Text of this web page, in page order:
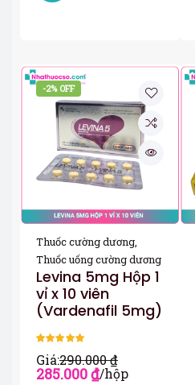
-2% OFF
Thuốc cường dương,
Thuốc uống cường dương
Levina 5mg Hộp 1
vỉ x 10 viên
(Vardenafil 5mg)
Được xếp
hạng5.005
Giá:290.000₫
285.000₫/hộp